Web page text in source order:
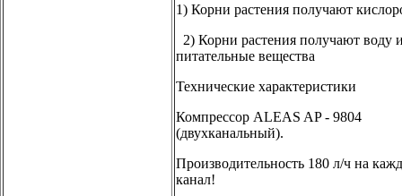
1) Корни растения получают
2) Корни растения получают воду
питательные вещества
Технические характеристики
Компрессор ALEAS AP - 9804
(двухканальный).
Производительность 180 л/ч на
канал!